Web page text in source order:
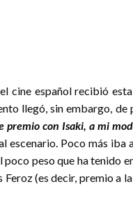
cine español recibió
llegó, sin embargo, de
premio con Isaki, a mi
escenario. Poco más iba
peso que ha tenido
Feroz (es decir, premio a